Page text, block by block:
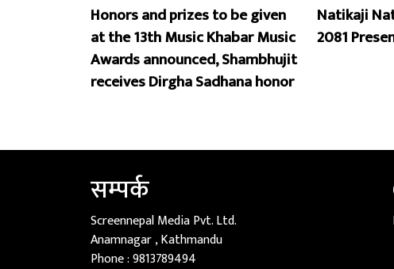
Honors and prizes to be given
at the 13th Music Khabar Music
Awards announced, Shambhujit
receives Dirgha Sadhana honor
Natikaji
2081
सम्पर्क
Screennepal Media Pvt. Ltd.
Anamnagar , Kathmandu
Phone :9813789494